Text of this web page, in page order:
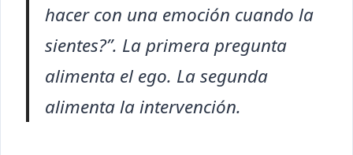
hacer con una emoción cuando la
sientes?”. La primera pregunta
alimenta el ego. La segunda
alimenta la intervención.